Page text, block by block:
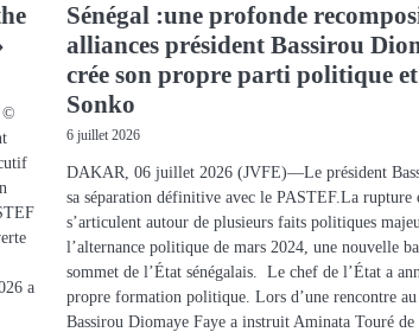
©
a
Sénégal :une profonde
alliances président Bassirou
crée son propre parti politique
Sonko
6 juillet 2026
DAKAR, 06 juillet 2026 (JVFE)—Le président
sa séparation définitive avec le PASTEF.La
s’articulent autour de plusieurs faits politiques
l’alternance politique de mars 2024, une nouvelle
sommet de l’État sénégalais. Le chef de l’État a
propre formation politique. Lors d’une rencontre au
Bassirou Diomaye Faye a instruit Aminata Touré